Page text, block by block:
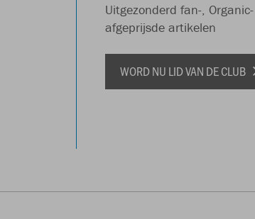
Uitgezonderd fan-,
afgeprijsde artikelen
WORD NU LID VAN DE CLUB